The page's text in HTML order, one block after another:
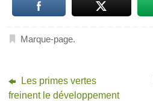
Marque-page.
Les primes vertes
freinent le développement